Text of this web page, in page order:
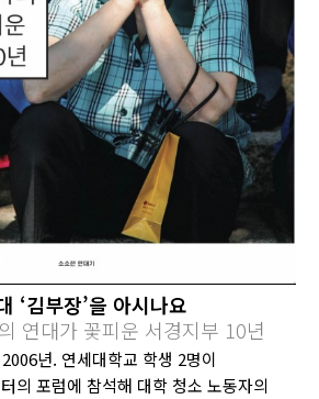
‘김부장’을 아시나요
연대가 꽃피운 서경지부 10년
년. 연세대학교 학생 2명이
의 포럼에 참석해 대학 청소 노동자의